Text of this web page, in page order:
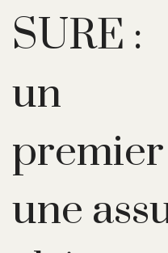
SURE :
un
premier
une